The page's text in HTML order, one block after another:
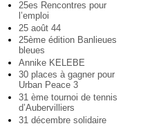
25es Rencontres pour
l’emploi
25 août 44
25ème édition Banlieues
bleues
Annike KELEBE
30 places à gagner pour
Urban Peace 3
31 ème tournoi de tennis
d’Aubervilliers
31 décembre solidaire